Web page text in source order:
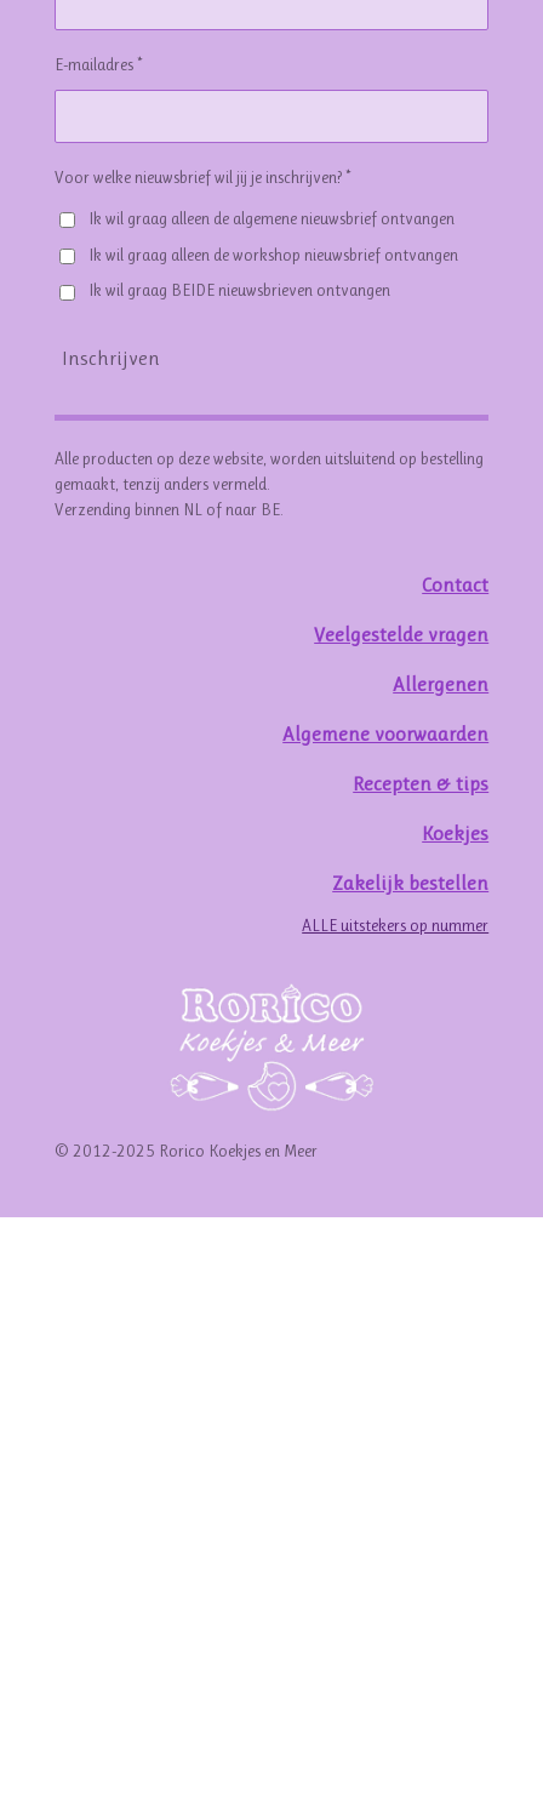
E-mailadres *
Voor welke nieuwsbrief wil jij je inschrijven? *
Ik wil graag alleen de algemene nieuwsbrief ontvangen
Ik wil graag alleen de workshop nieuwsbrief ontvangen
Ik wil graag BEIDE nieuwsbrieven ontvangen
Inschrijven
Alle producten op deze website, worden uitsluitend op bestelling
gemaakt, tenzij anders vermeld.
Verzending binnen NL of naar BE.
Contact
Veelgestelde vragen
Allergenen
Algemene voorwaarden
Recepten & tips
Koekjes
Zakelijk bestellen
ALLE uitstekers op nummer
© 2012-2025 Rorico Koekjes en Meer